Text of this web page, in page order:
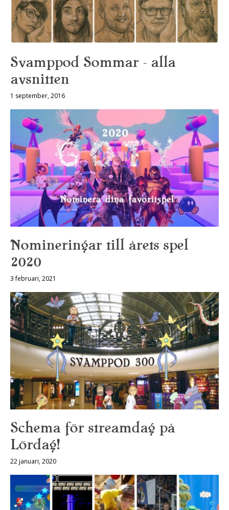
Svamppod Sommar – alla
avsnitten
1 september, 2016
Nomineringar till årets spel
2020
3 februari, 2021
Schema för streamdag på
Lördag!
22 januari, 2020